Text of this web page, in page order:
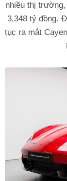
nhiều thị
3,348 tỷ đồng.
tục ra mắt